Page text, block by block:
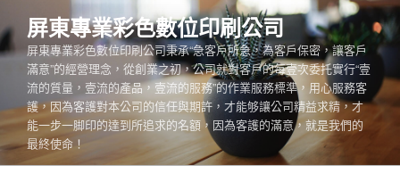
至
主
容
屏東專業彩色數位印刷公司
屏東專業彩色數位印刷公司秉承“急客戶所急，為客戶保密，讓客戶
滿意”的經營理念，從創業之初，公司就對客戶的每壹次委托實行“壹
流的質量，壹流的產品，壹流的服務”的作業服務標準，用心服務客
護，因為客護對本公司的信任與期許，才能够讓公司精益求精，才
能一步一脚印的達到所追求的名額，因為客護的滿意，就是我們的
最終使命！